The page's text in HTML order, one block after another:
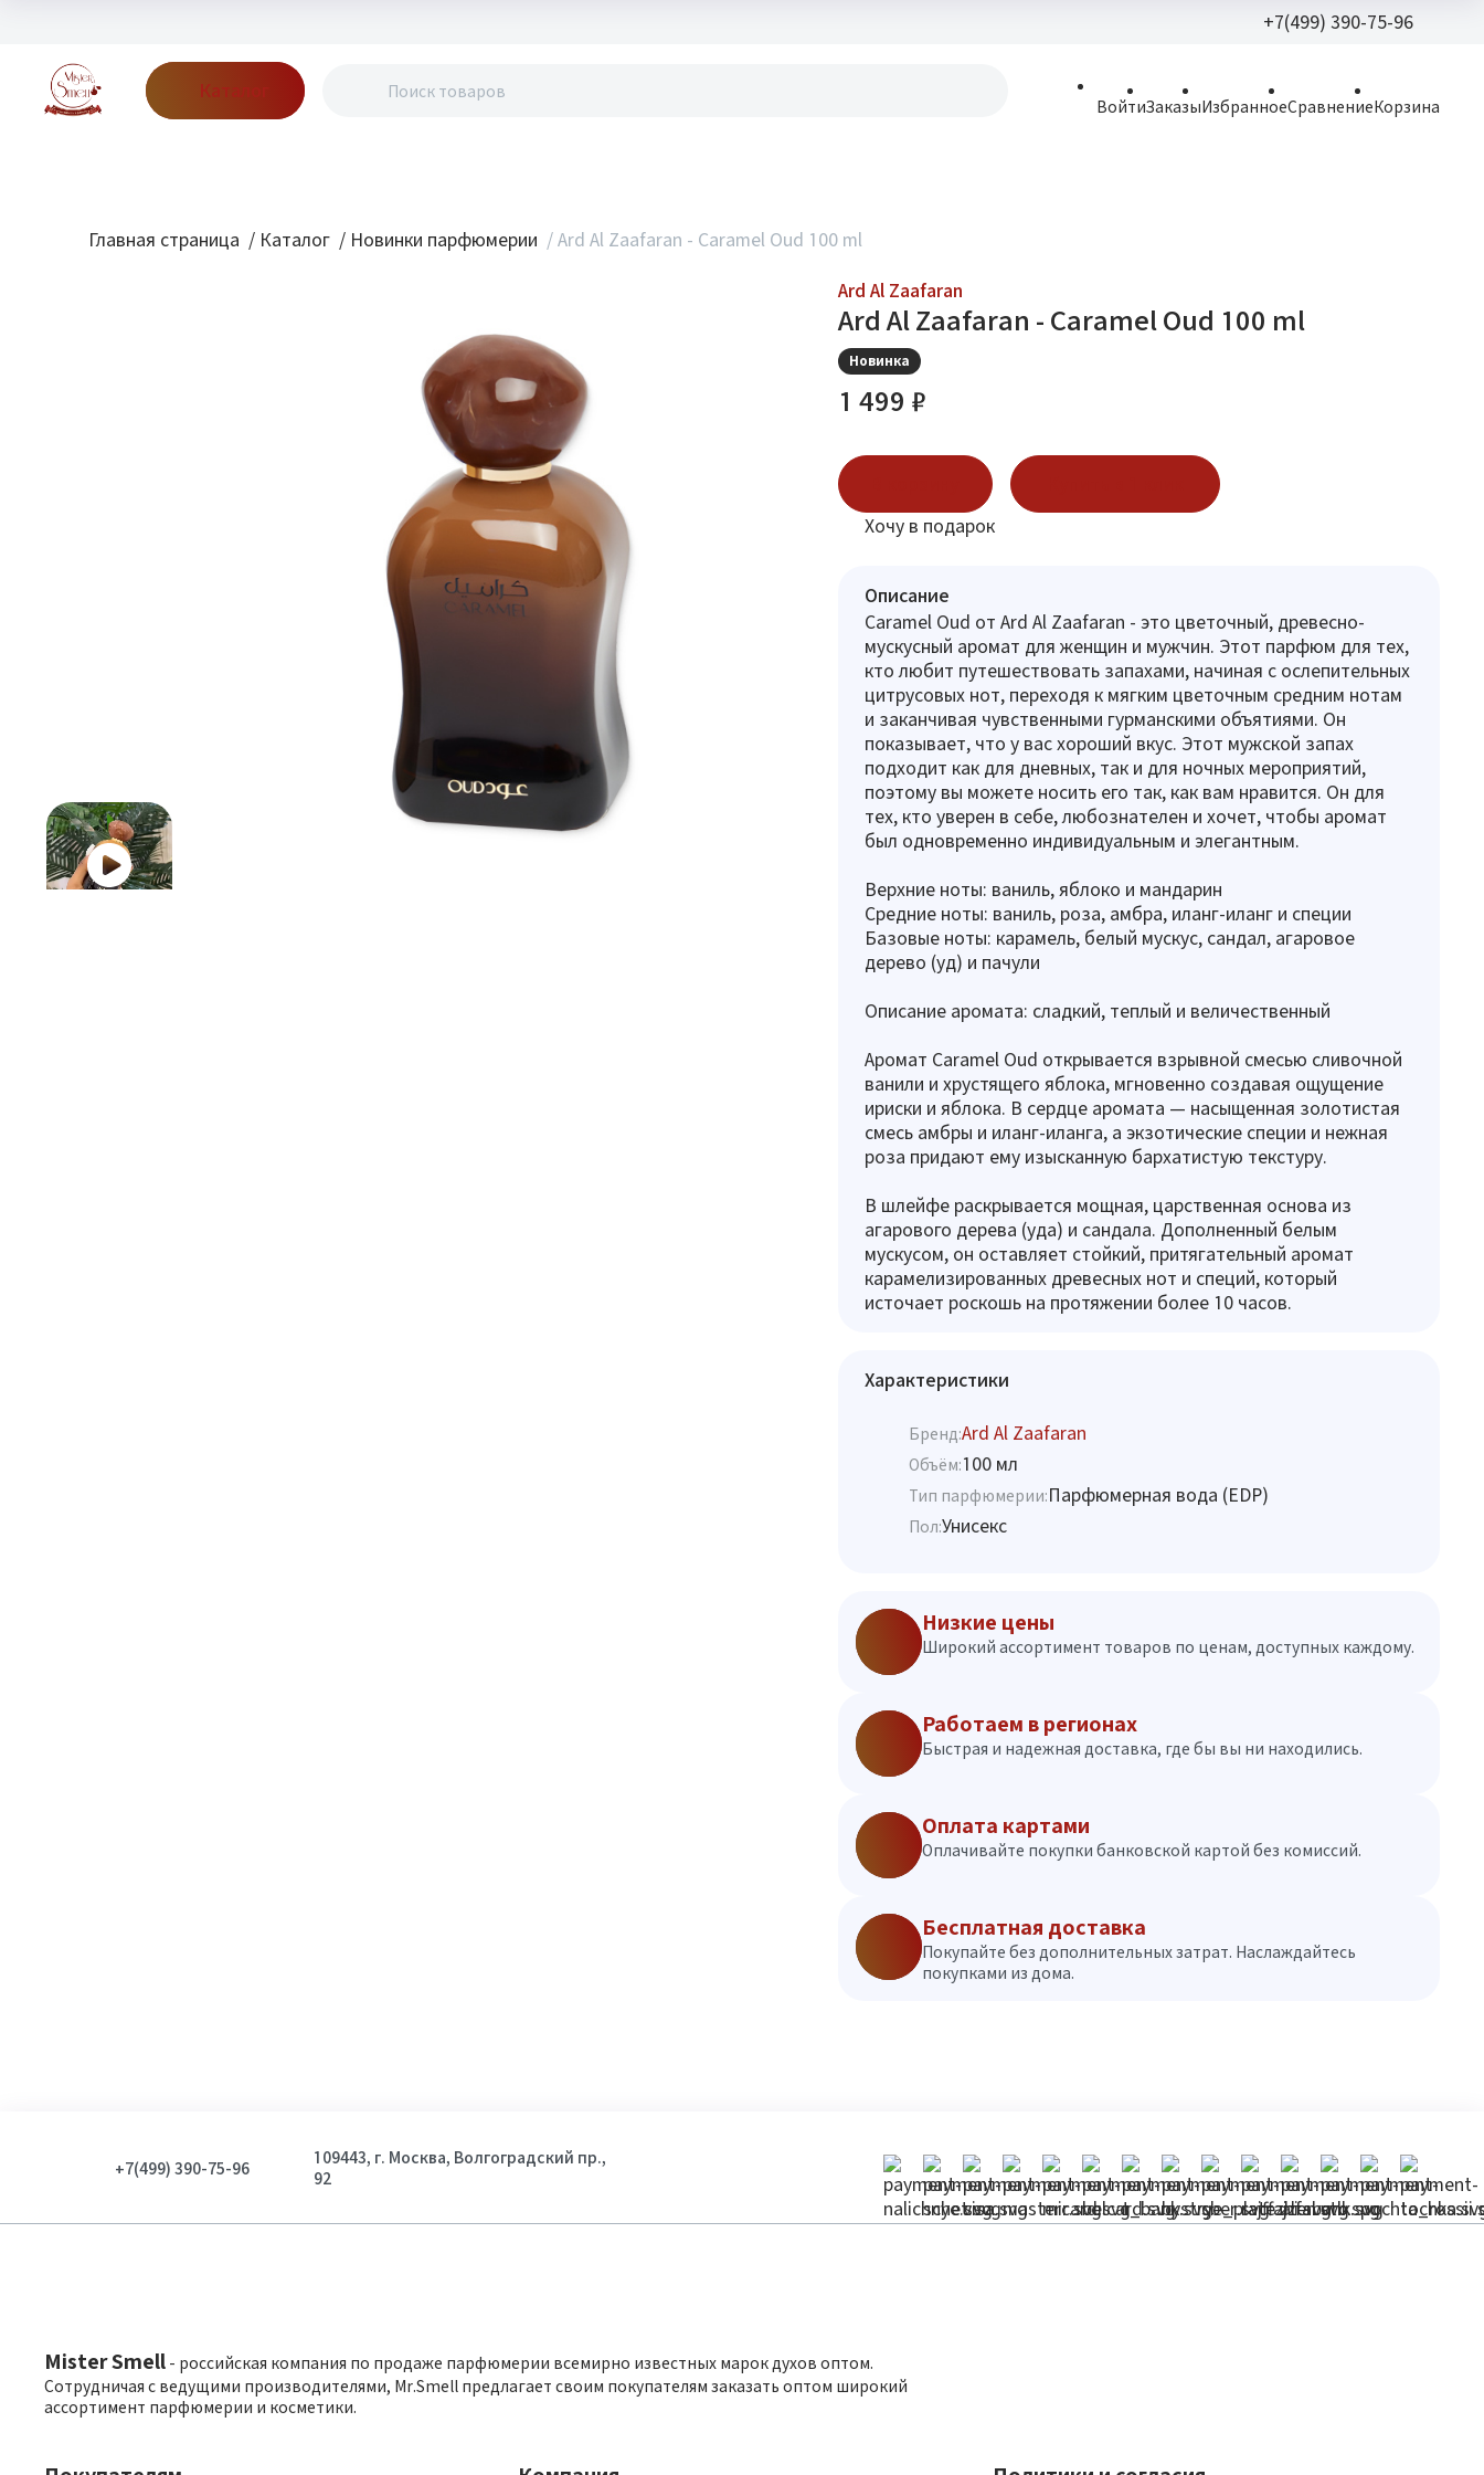
+7(499) 390-75-96
Каталог
ВойтиЗаказыИзбранноеСравнениеКорзина
Главная страница / Каталог / Новинки парфюмерии / Ard Al Zaafaran - Caramel Oud 100 ml
Ard Al Zaafaran
Ard Al Zaafaran - Caramel Oud 100 ml
Новинка
1 499 ₽
Хочу в подарок
Описание
Caramel Oud от Ard Al Zaafaran - это цветочный, древесно-
мускусный аромат для женщин и мужчин. Этот парфюм для тех,
кто любит путешествовать запахами, начиная с ослепительных
цитрусовых нот, переходя к мягким цветочным средним нотам
и заканчивая чувственными гурманскими объятиями. Он
показывает, что у вас хороший вкус. Этот мужской запах
подходит как для дневных, так и для ночных мероприятий,
поэтому вы можете носить его так, как вам нравится. Он для
тех, кто уверен в себе, любознателен и хочет, чтобы аромат
был одновременно индивидуальным и элегантным.
Верхние ноты: ваниль, яблоко и мандарин
Средние ноты: ваниль, роза, амбра, иланг-иланг и специи
Базовые ноты: карамель, белый мускус, сандал, агаровое
дерево (уд) и пачули
Описание аромата: сладкий, теплый и величественный
Аромат Caramel Oud открывается взрывной смесью сливочной
ванили и хрустящего яблока, мгновенно создавая ощущение
ириски и яблока. В сердце аромата — насыщенная золотистая
смесь амбры и иланг-иланга, а экзотические специи и нежная
роза придают ему изысканную бархатистую текстуру.
В шлейфе раскрывается мощная, царственная основа из
агарового дерева (уда) и сандала. Дополненный белым
мускусом, он оставляет стойкий, притягательный аромат
карамелизированных древесных нот и специй, который
источает роскошь на протяжении более 10 часов.
Характеристики
Бренд:Ard Al Zaafaran
Объём:100 мл
Тип парфюмерии:Парфюмерная вода (EDP)
Пол:Унисекс
Низкие цены
Широкий ассортимент товаров по ценам, доступных каждому.
Работаем в регионах
Быстрая и надежная доставка, где бы вы ни находились.
Оплата картами
Оплачивайте покупки банковской картой без комиссий.
Бесплатная доставка
Покупайте без дополнительных затрат. Наслаждайтесь
покупками из дома.
+7(499) 390-75-96
109443, г. Москва, Волгоградский пр.,
92
Mister Smell - российская компания по продаже парфюмерии всемирно известных марок духов оптом.
Сотрудничая с ведущими производителями, Mr.Smell предлагает своим покупателям заказать оптом широкий
ассортимент парфюмерии и косметики.